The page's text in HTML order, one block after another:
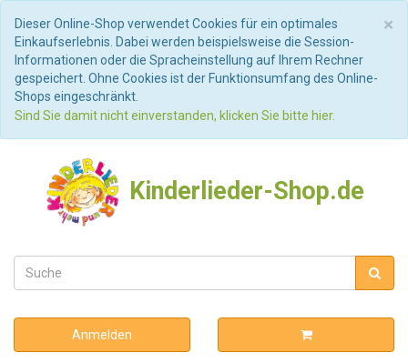
×
Dieser Online-Shop verwendet Cookies für ein optimales
Einkaufserlebnis. Dabei werden beispielsweise die Session-
Informationen oder die Spracheinstellung auf Ihrem Rechner
gespeichert. Ohne Cookies ist der Funktionsumfang des Online-
Shops eingeschränkt.
Sind Sie damit nicht einverstanden, klicken Sie bitte hier.
Kinderlieder-Shop.de
Anmelden